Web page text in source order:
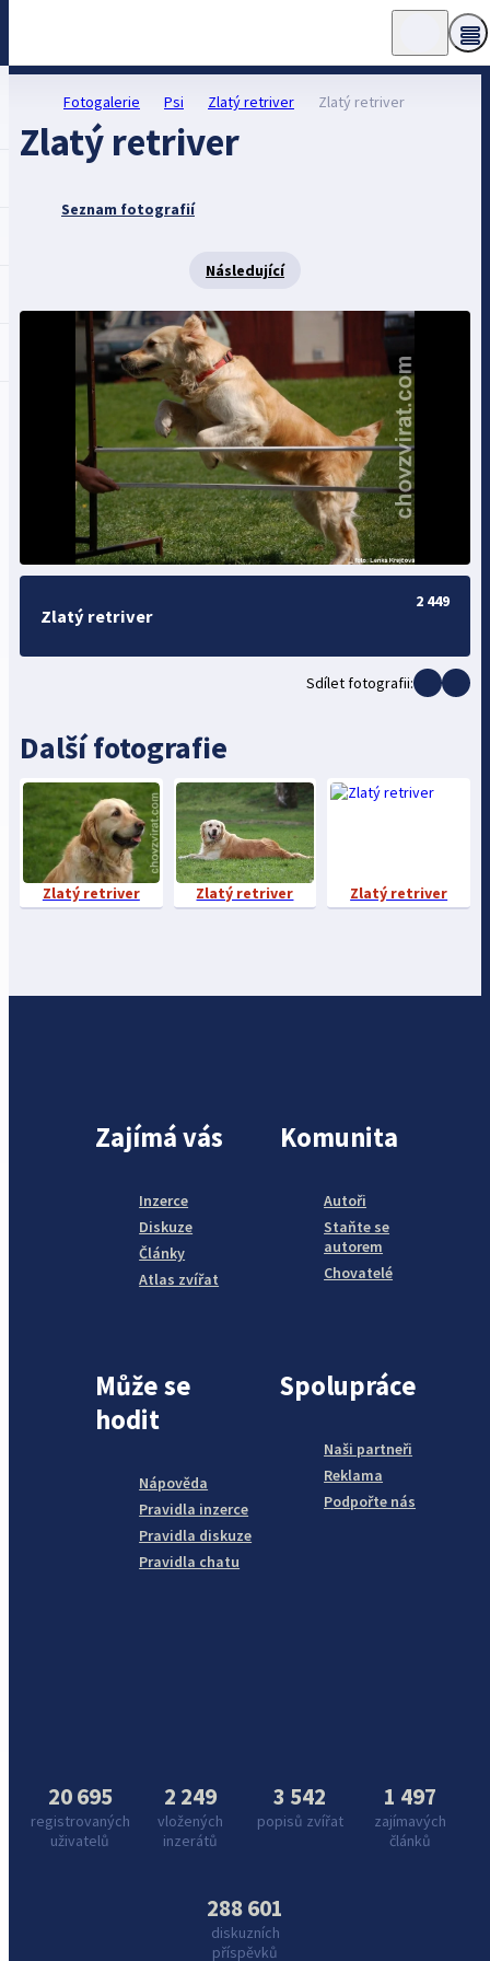
Fotogalerie Psi Zlatý retriver Zlatý retriver
Zlatý retriver
Seznam fotografií
Následující
Zlatý retriver
2 449
Sdílet fotografii:
Další fotografie
Zlatý retriver Zlatý retriver Zlatý retriver
Zajímá vás
Inzerce
Diskuze
Články
Atlas zvířat
Komunita
Autoři
Staňte se
autorem
Chovatelé
Může se
hodit
Nápověda
Pravidla inzerce
Pravidla diskuze
Pravidla chatu
Spolupráce
Naši partneři
Reklama
Podpořte nás
20 695
registrovaných
uživatelů
2 249
vložených
inzerátů
3 542
popisů zvířat
1 497
zajímavých
článků
288 601
diskuzních
příspěvků